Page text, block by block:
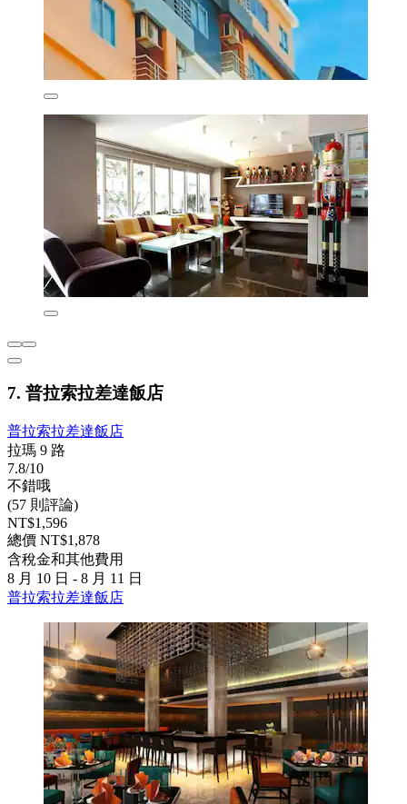
7. 普拉索拉差達飯店
普拉索拉差達飯店
拉瑪 9 路
7.8/10
不錯哦
(57 則評論)
NT$1,596
總價 NT$1,878
含稅金和其他費用
8 月 10 日 - 8 月 11 日
普拉索拉差達飯店